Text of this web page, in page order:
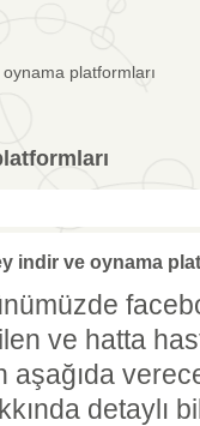
platformları
indir ve oynama
ve hatta
aşağıda
detaylı